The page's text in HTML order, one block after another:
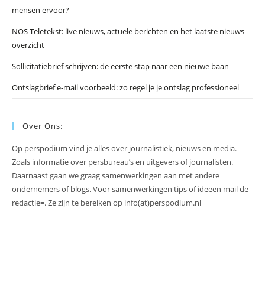
mensen ervoor?
NOS Teletekst: live nieuws, actuele berichten en het laatste nieuws
overzicht
Sollicitatiebrief schrijven: de eerste stap naar een nieuwe baan
Ontslagbrief e-mail voorbeeld: zo regel je je ontslag professioneel
Over Ons:
Op perspodium vind je alles over journalistiek, nieuws en media.
Zoals informatie over persbureau’s en uitgevers of journalisten.
Daarnaast gaan we graag samenwerkingen aan met andere
ondernemers of blogs. Voor samenwerkingen tips of ideeën mail de
redactie=. Ze zijn te bereiken op info(at)perspodium.nl